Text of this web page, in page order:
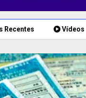
Recentes Vídeos